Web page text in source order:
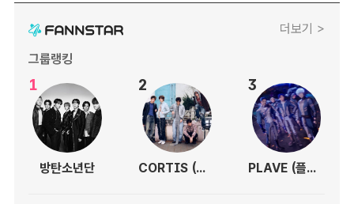
더보기 >
그룹랭킹
1
방탄소년단
2
CORTIS (코르티스)
3
PLAVE (플레이브)